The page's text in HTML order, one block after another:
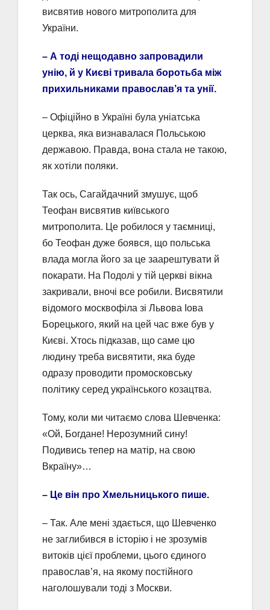
висвятив нового митрополита для
України.
– А тоді нещодавно запровадили
унію, й у Києві тривала боротьба між
прихильниками православ’я та унії.
– Офіційно в Україні була уніатська
церква, яка визнавалася Польською
державою. Правда, вона стала не такою,
як хотіли поляки.
Так ось, Сагайдачний змушує, щоб
Теофан висвятив київського
митрополита. Це робилося у таємниці,
бо Теофан дуже боявся, що польська
влада могла його за це заарештувати й
покарати. На Подолі у тій церкві вікна
закривали, вночі все робили. Висвятили
відомого москвофіла зі Львова Іова
Борецького, який на цей час вже був у
Києві. Хтось підказав, що саме цю
людину треба висвятити, яка буде
одразу проводити промосковську
політику серед українського козацтва.
Тому, коли ми читаємо слова Шевченка:
«Ой, Богдане! Нерозумний сину!
Подивись тепер на матір, на свою
Вкраїну»…
– Це він про Хмельницького пише.
– Так. Але мені здається, що Шевченко
не заглибився в історію і не зрозумів
витоків цієї проблеми, цього єдиного
православ’я, на якому постійного
наголошували тоді з Москви.